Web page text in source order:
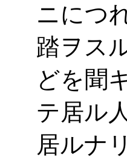
ニにつ
踏ヲス
どを聞
テ居ル
居ルナ